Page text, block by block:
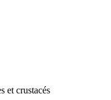
et crustacés